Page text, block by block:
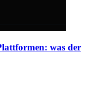
was der